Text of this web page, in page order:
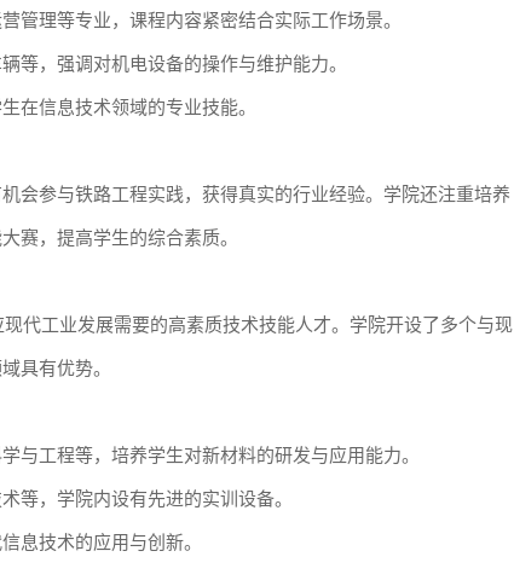
管理等专业，课程内容紧密结合实际工作场景。
等，强调对机电设备的操作与维护能力。
在信息技术领域的专业技能。
会参与铁路工程实践，获得真实的行业经验。学院还注重培养
赛，提高学生的综合素质。
代工业发展需要的高素质技术技能人才。学院开设了多个与现
具有优势。
与工程等，培养学生对新材料的研发与应用能力。
等，学院内设有先进的实训设备。
息技术的应用与创新。